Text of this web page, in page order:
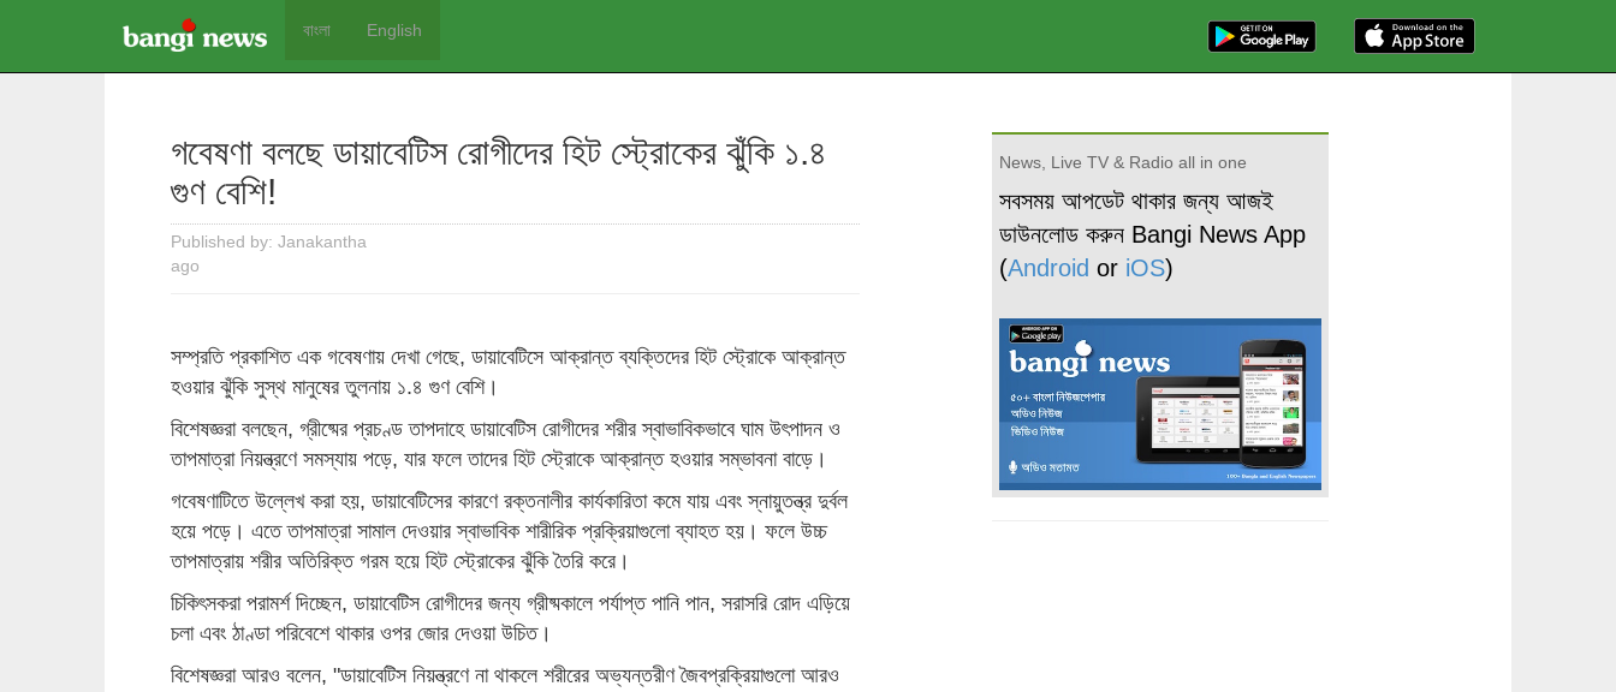
বাংলা English
গবেষণা বলছে ডায়াবেটিস রোগীদের হিট স্ট্রোকের ঝুঁকি ১.৪
গুণ বেশি!
Published by: Janakantha
ago
সম্প্রতি প্রকাশিত এক গবেষণায় দেখা গেছে, ডায়াবেটিসে আক্রান্ত ব্যক্তিদের হিট স্ট্রোকে আক্রান্ত
হওয়ার ঝুঁকি সুস্থ মানুষের তুলনায় ১.৪ গুণ বেশি।
বিশেষজ্ঞরা বলছেন, গ্রীষ্মের প্রচণ্ড তাপদাহে ডায়াবেটিস রোগীদের শরীর স্বাভাবিকভাবে ঘাম উৎপাদন ও
তাপমাত্রা নিয়ন্ত্রণে সমস্যায় পড়ে, যার ফলে তাদের হিট স্ট্রোকে আক্রান্ত হওয়ার সম্ভাবনা বাড়ে।
গবেষণাটিতে উল্লেখ করা হয়, ডায়াবেটিসের কারণে রক্তনালীর কার্যকারিতা কমে যায় এবং স্নায়ুতন্ত্র দুর্বল
হয়ে পড়ে। এতে তাপমাত্রা সামাল দেওয়ার স্বাভাবিক শারীরিক প্রক্রিয়াগুলো ব্যাহত হয়। ফলে উচ্চ
তাপমাত্রায় শরীর অতিরিক্ত গরম হয়ে হিট স্ট্রোকের ঝুঁকি তৈরি করে।
চিকিৎসকরা পরামর্শ দিচ্ছেন, ডায়াবেটিস রোগীদের জন্য গ্রীষ্মকালে পর্যাপ্ত পানি পান, সরাসরি রোদ এড়িয়ে
চলা এবং ঠাণ্ডা পরিবেশে থাকার ওপর জোর দেওয়া উচিত।
বিশেষজ্ঞরা আরও বলেন, "ডায়াবেটিস নিয়ন্ত্রণে না থাকলে শরীরের অভ্যন্তরীণ জৈবপ্রক্রিয়াগুলো আরও
News, Live TV & Radio all in one
সবসময় আপডেট থাকার জন্য আজই
ডাউনলোড করুন Bangi News App
(Android or iOS)